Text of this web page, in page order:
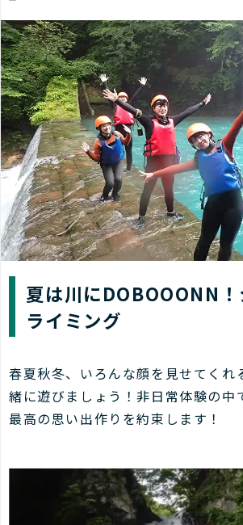
夏は川にDOBOOONN！
ライミング
春夏秋冬、いろんな顔を見せてくれ
緒に遊びましょう！非日常体験の中
最高の思い出作りを約束します！